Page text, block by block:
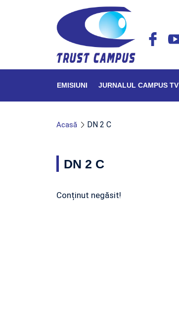
EMISIUNI JURNALUL CAMPUS TV
Acasă DN 2 C
DN 2 C
Conținut negăsit!